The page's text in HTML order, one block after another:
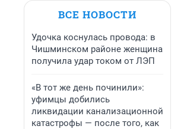
ВСЕ НОВОСТИ
Удочка коснулась провода: в
Чишминском районе женщина
получила удар током от ЛЭП
«В тот же день починили»:
уфимцы добились
ликвидации канализационной
катастрофы — после того, как